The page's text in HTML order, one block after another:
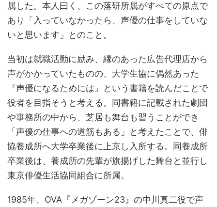
属した。本人曰く、この落研所属がすべての原点で
あり「入っていなかったら、声優の仕事をしていな
いと思います」とのこと。
当初は就職活動に励み、縁のあった広告代理店から
声がかかっていたものの、大学生協に偶然あった
『声優になるためには』という書籍を読んだことで
役者を目指そうと考える。同書籍に記載された劇団
や事務所の中から、芝居も舞台も習うことができ
「声優の仕事への道筋もある」と考えたことで、俳
協養成所へ大学卒業後に上京し入所する。同養成所
卒業後は、養成所の先輩が旗揚げした舞台と並行し
東京俳優生活協同組合に所属。
1985年、OVA『メガゾーン23』の中川真二役で声